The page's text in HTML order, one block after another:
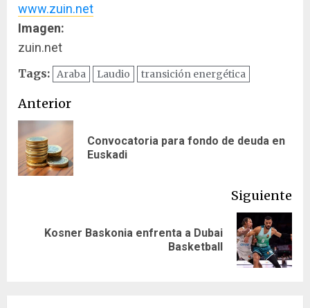
www.zuin.net
Imagen:
zuin.net
Tags: Araba Laudio transición energética
Navegación
de
entradas
Anterior
Convocatoria para fondo de deuda en
Euskadi
Siguiente
Siguiente
Kosner Baskonia enfrenta a Dubai
Basketball